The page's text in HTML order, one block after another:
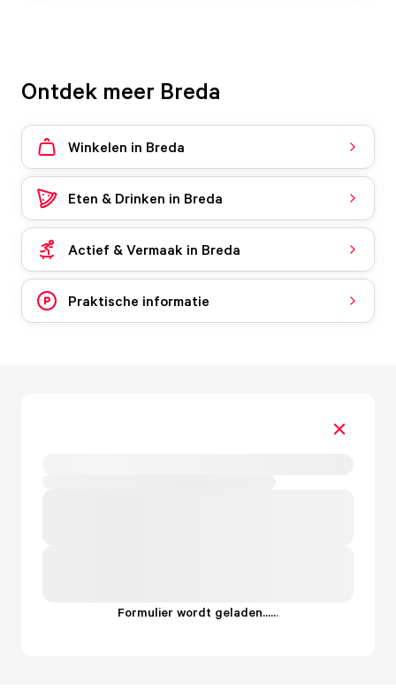
Ontdek meer Breda
Winkelen in Breda
Eten & Drinken in Breda
Actief & Vermaak in Breda
Praktische informatie
Formulier wordt geladen......